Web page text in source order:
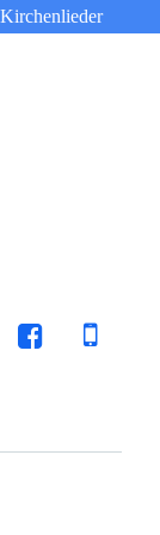
Kirchenlieder